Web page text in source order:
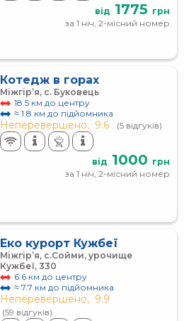
від 1775 грн
за 1 ніч, 2-місний номер
Котедж в горах
Міжгір’я, с. Буковець
18.5 км до центру
≈ 1.8 км до підйомника
Неперевершено, 9.6 (5 відгуків)
від 1000 грн
за 1 ніч, 2-місний номер
Еко курорт Кужбеї
Міжгір’я, с.Сойми, урочище
Кужбеї, 330
6.6 км до центру
≈ 7.7 км до підйомника
Неперевершено, 9.9
(59 відгуків)